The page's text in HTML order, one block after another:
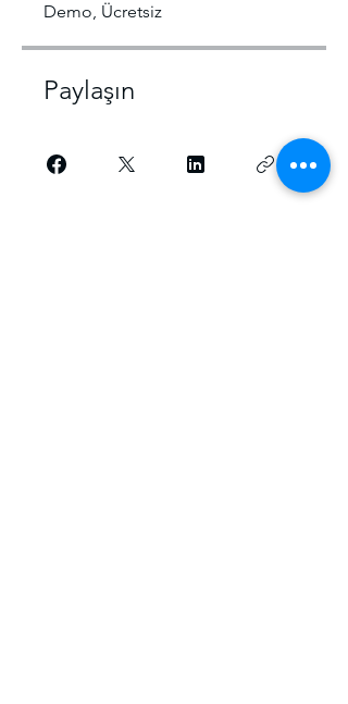
Demo, Ücretsiz
Paylaşın